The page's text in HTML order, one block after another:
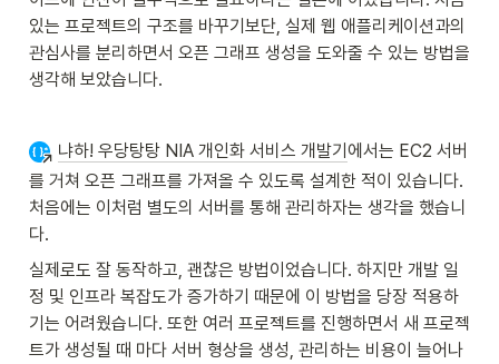
있는 프로젝트의 구조를 바꾸기보단, 실제 웹 애플리케이션과의
관심사를 분리하면서 오픈 그래프 생성을 도와줄 수 있는 방법을
생각해 보았습니다.
냐하! 우당탕탕 NIA 개인화 서비스 개발기 에서는 EC2 서버
를 거쳐 오픈 그래프를 가져올 수 있도록 설계한 적이 있습니다.
처음에는 이처럼 별도의 서버를 통해 관리하자는 생각을 했습니
다.
실제로도 잘 동작하고, 괜찮은 방법이었습니다. 하지만 개발 일
정 및 인프라 복잡도가 증가하기 때문에 이 방법을 당장 적용하
기는 어려웠습니다. 또한 여러 프로젝트를 진행하면서 새 프로젝
트가 생성될 때 마다 서버 형상을 생성, 관리하는 비용이 늘어나